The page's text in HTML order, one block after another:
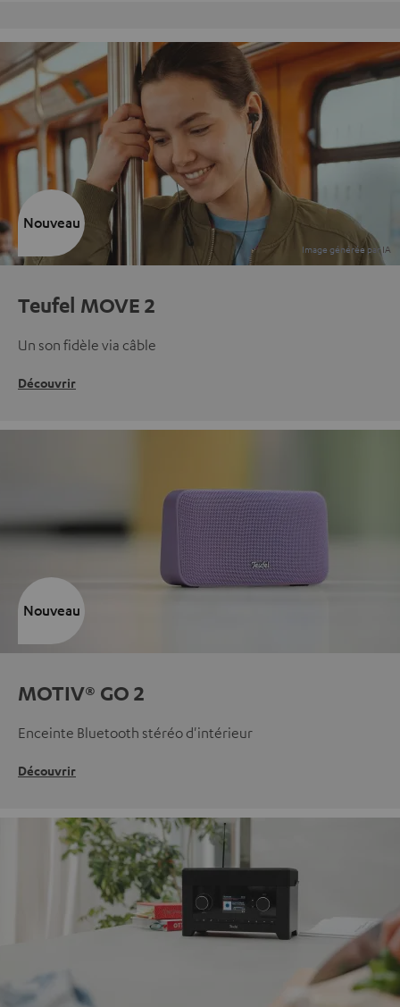
Teufel MOVE 2
Un son fidèle via câble
Découvrir
Nouveau
MOTIV® GO 2
Enceinte Bluetooth stéréo d'intérieur
Découvrir
Nouveau